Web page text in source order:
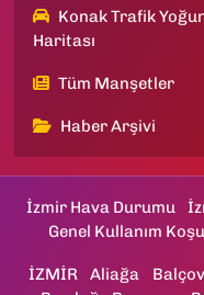
Konak Trafik
Haritası
Tüm Manşetler
Haber Arşivi
İzmir Hava Durumu
Genel Kullanım
İZMİR Aliağa